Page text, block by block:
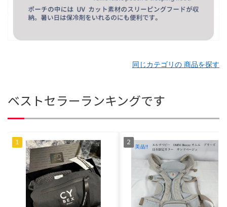
同じカテゴリの 商品を探す
ベストセラーランキングです